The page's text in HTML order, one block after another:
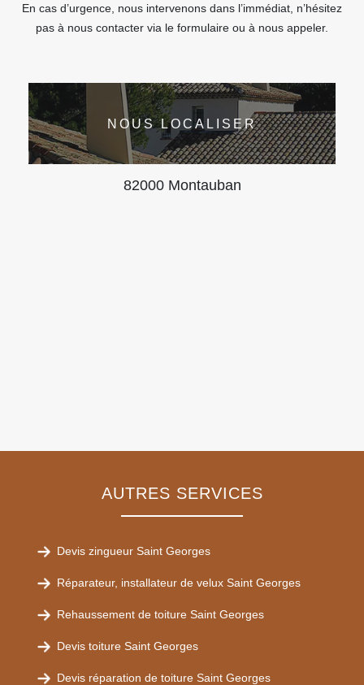
En cas d’urgence, nous intervenons dans l’immédiat, n’hésitez
pas à nous contacter via le formulaire ou à nous appeler.
NOUS LOCALISER
82000 Montauban
AUTRES SERVICES
Devis zingueur Saint Georges
Réparateur, installateur de velux Saint Georges
Rehaussement de toiture Saint Georges
Devis toiture Saint Georges
Devis réparation de toiture Saint Georges